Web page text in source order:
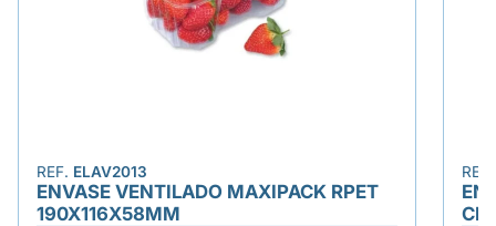
REF. ELAV2013
ENVASE VENTILADO MAXIPACK RPET
190X116X58MM